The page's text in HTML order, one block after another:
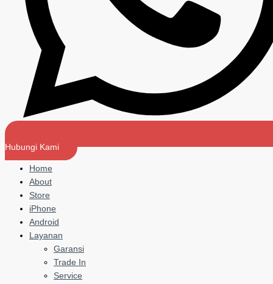
Hubungi Kami
Home
About
Store
iPhone
Android
Layanan
Garansi
Trade In
Service